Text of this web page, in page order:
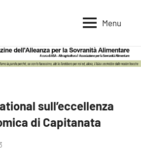
Menu
sull’eccellenza
di Capitanata